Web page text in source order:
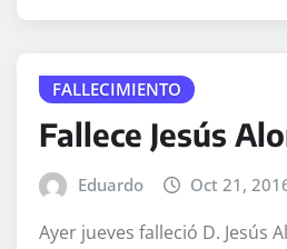
FALLECIMIENTO
Fallece Jesús
Eduardo Oct 21,
Ayer jueves falleció D. Jesús